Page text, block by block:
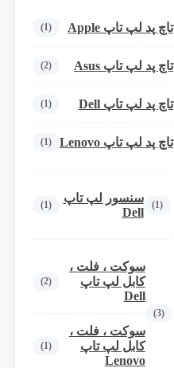
تاچ پد لپ تاپ Apple (1)
تاچ پد لپ تاپ Asus (2)
تاچ پد لپ تاپ Dell (1)
تاچ پد لپ تاپ Lenovo (1)
(1)
سنسور لپ تاپ
Dell
(1)
(3)
سوکت ، فلت ،
کابل لپ تاپ
Dell
(2)
سوکت ، فلت ،
کابل لپ تاپ
Lenovo
(1)